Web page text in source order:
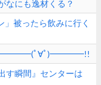
なにも逸材くる？
被ったら飲みに行く
ｷﾀ━━━━(ﾟ∀ﾟ)━━━━!!
す瞬間』センターは